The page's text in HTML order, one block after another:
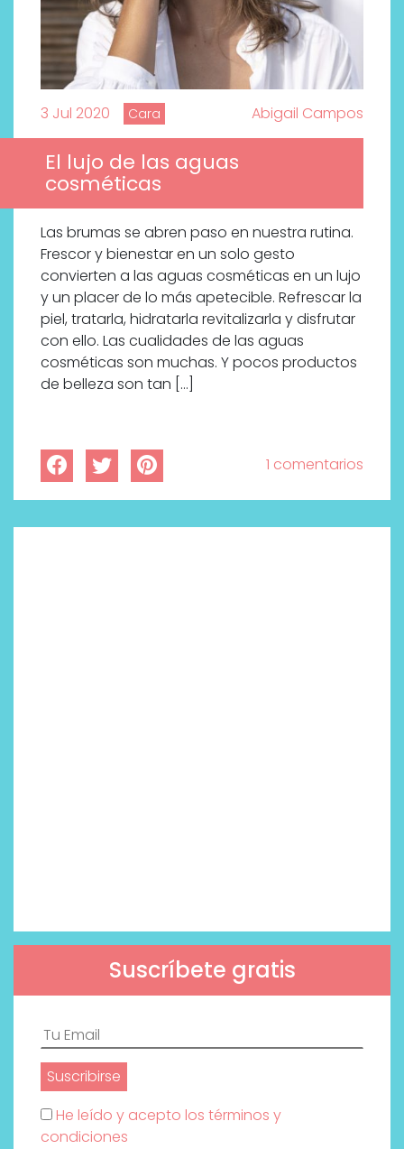
3 Jul 2020 Cara Abigail Campos
El lujo de las aguas
cosméticas
Las brumas se abren paso en nuestra rutina.
Frescor y bienestar en un solo gesto
convierten a las aguas cosméticas en un lujo
y un placer de lo más apetecible. Refrescar la
piel, tratarla, hidratarla revitalizarla y disfrutar
con ello. Las cualidades de las aguas
cosméticas son muchas. Y pocos productos
de belleza son tan […]
1 comentarios
Suscríbete gratis
He leído y acepto los términos y
condiciones